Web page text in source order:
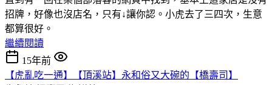
招牌，好像也沒店名，只有↓讓你認。小虎去了三四次，生意
都算很好。
繼續閱讀
15年前
【虎亂吃一通】【頂溪站】永和俗又大碗的【橋壽司】